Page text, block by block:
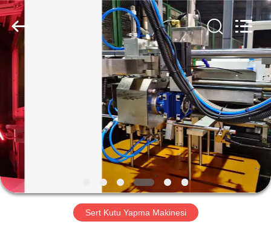
EVDE
ÜRÜN
BIZIM
HAKKIMIZDA
FABRIKA
Lishunyuan
Intelligent
Automation
Co.,
Rights
Sert Kutu Yapma Makinesi